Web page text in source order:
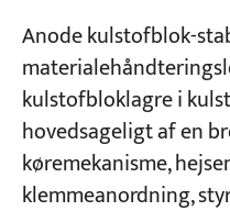
Anode kulstofblok-
kulstofbloklagre i
hovedsageligt af en
køremekanisme,
klemmeanordning,